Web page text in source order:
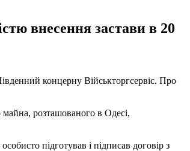
внесення застави в 20
концерну Військторгсервіс. Про
майна, розташованого в Одесі,
підготував і підписав договір з